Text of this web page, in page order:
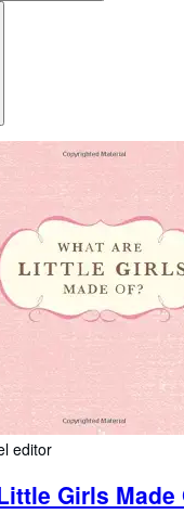
editor
Girls Made